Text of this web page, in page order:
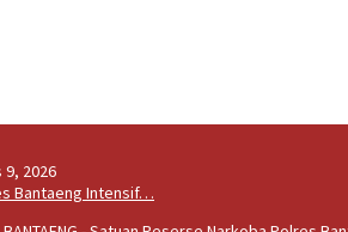
2026
Bantaeng Intensif…